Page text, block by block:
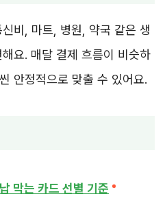
비, 마트, 병원, 약국 같은 생
요. 매달 결제 흐름이 비슷하
안정적으로 맞출 수 있어요.
막는 카드 선별 기준